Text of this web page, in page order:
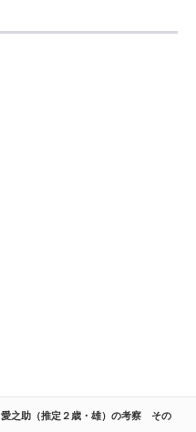
愛之助（推定２歳・雄）の考察 その